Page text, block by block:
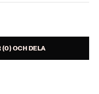
(0) OCH DELA